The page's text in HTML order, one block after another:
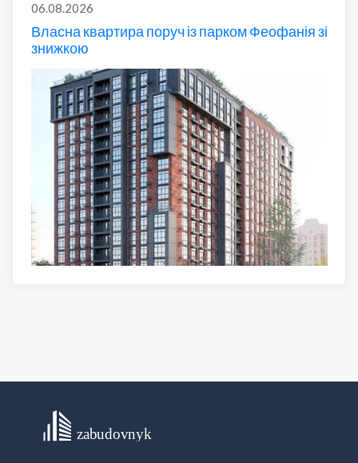
06.08.2026
Власна квартира поруч із парком Феофанія зі
знижкою